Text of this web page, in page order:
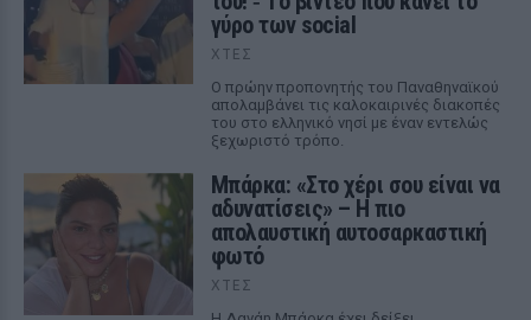
γύρο των social
ΧΤΕΣ
Ο πρώην προπονητής του Παναθηναϊκού
απολαμβάνει τις καλοκαιρινές διακοπές
του στο ελληνικό νησί με έναν εντελώς
ξεχωριστό τρόπο.
Μπάρκα: «Στο χέρι σου είναι να
αδυνατίσεις» – Η πιο
απολαυστική αυτοσαρκαστική
φωτό
ΧΤΕΣ